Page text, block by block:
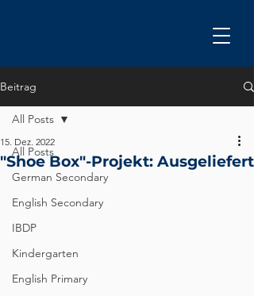
Beitrag
All Posts
German Secondary
English Secondary
IBDP
Kindergarten
English Primary
All Posts
"Shoe Box"-Projekt: Ausgeliefert
15. Dez. 2022